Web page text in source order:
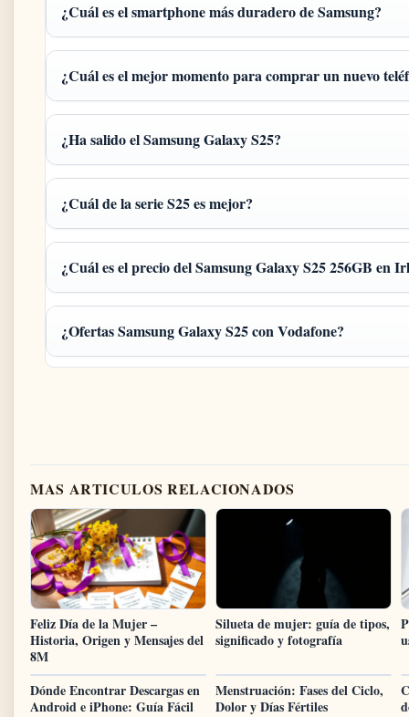
¿Cuál es el smartphone más duradero de Samsung?
¿Cuál es el mejor momento para comprar un nuevo
¿Ha salido el Samsung Galaxy S25?
¿Cuál de la serie S25 es mejor?
¿Cuál es el precio del Samsung Galaxy S25 256GB en
¿Ofertas Samsung Galaxy S25 con Vodafone?
MAS ARTICULOS RELACIONADOS
Feliz Día de la Mujer –
Historia, Origen y Mensajes del
8M
Silueta de mujer: guía de tipos,
significado y fotografía
Dónde Encontrar Descargas en
Android e iPhone: Guía Fácil
Menstruación: Fases del Ciclo,
Dolor y Días Fértiles